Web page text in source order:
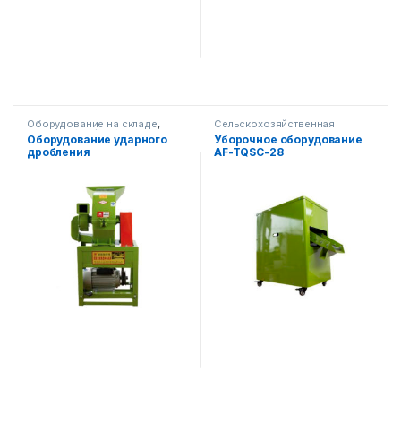
Оборудование на складе
Сельскохозяйственная
техника
Оборудование ударного
дробления
Сельскохозяйственная
техника
Уборочное оборудование
AF-TQSC-28